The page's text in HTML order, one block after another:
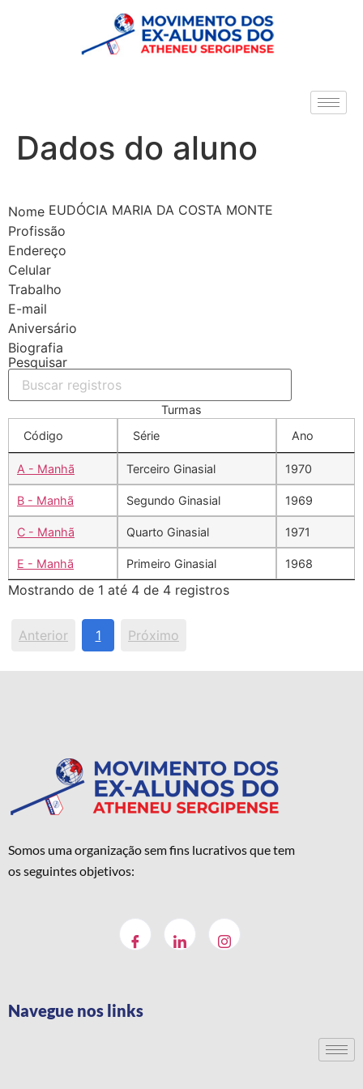
Dados do aluno
Nome EUDÓCIA MARIA DA COSTA MONTE
Profissão
Endereço
Celular
Trabalho
E-mail
Aniversário
Biografia
Pesquisar
Turmas
Código
Série Ano
A - Manhã Terceiro Ginasial 1970
B - Manhã Segundo Ginasial 1969
C - Manhã Quarto Ginasial 1971
E - Manhã Primeiro Ginasial 1968
Mostrando de 1 até 4 de 4 registros
Anterior 1 Próximo
Somos uma organização sem fins lucrativos que tem
os seguintes objetivos:
Navegue nos links